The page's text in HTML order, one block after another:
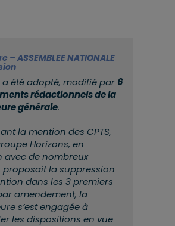
– ASSEMBLEE NATIONALE
a été adopté, modifié par 6
rédactionnels de la
générale.
la mention des CPTS,
Horizons, en
avec de nombreux
proposait la suppression
dans les 3 premiers
amendement, la
s’est engagée à
les dispositions en vue